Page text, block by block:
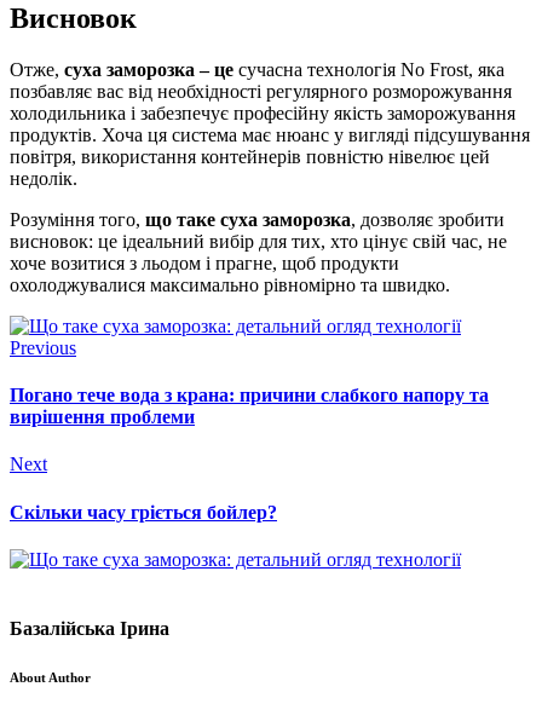
Висновок
Отже, суха заморозка – це сучасна технологія No Frost, яка
позбавляє вас від необхідності регулярного розморожування
холодильника і забезпечує професійну якість заморожування
продуктів. Хоча ця система має нюанс у вигляді підсушування
повітря, використання контейнерів повністю нівелює цей
недолік.
Розуміння того, що таке суха заморозка, дозволяє зробити
висновок: це ідеальний вибір для тих, хто цінує свій час, не
хоче возитися з льодом і прагне, щоб продукти
охолоджувалися максимально рівномірно та швидко.
Previous
Погано тече вода з крана: причини слабкого напору та
вирішення проблеми
Next
Скільки часу гріється бойлер?
Базалійська Ірина
About Author